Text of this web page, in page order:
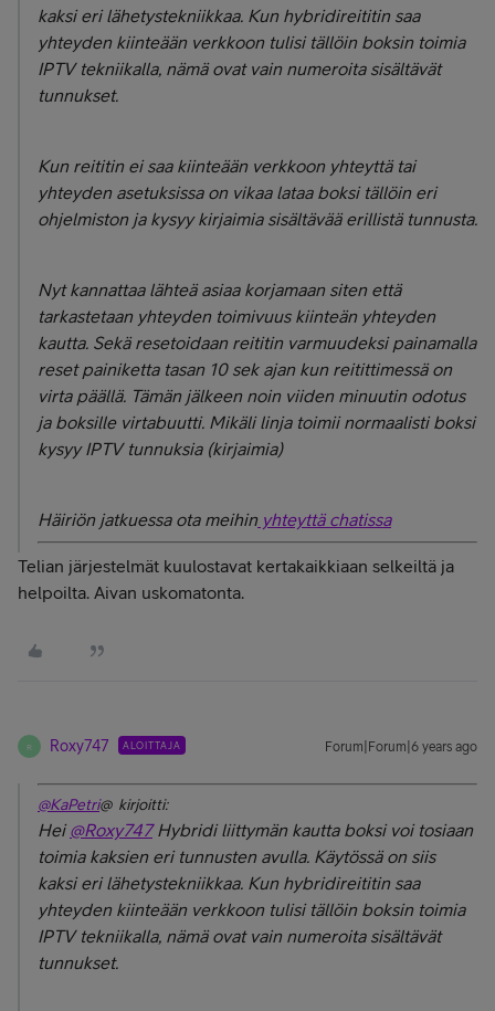
kaksi eri lähetystekniikkaa. Kun hybridireititin saa
yhteyden kiinteään verkkoon tulisi tällöin boksin toimia
IPTV tekniikalla, nämä ovat vain numeroita sisältävät
tunnukset.
Kun reititin ei saa kiinteään verkkoon yhteyttä tai
yhteyden asetuksissa on vikaa lataa boksi tällöin eri
ohjelmiston ja kysyy kirjaimia sisältävää erillistä tunnusta.
Nyt kannattaa lähteä asiaa korjamaan siten että
tarkastetaan yhteyden toimivuus kiinteän yhteyden
kautta. Sekä resetoidaan reititin varmuudeksi painamalla
reset painiketta tasan 10 sek ajan kun reitittimessä on
virta päällä. Tämän jälkeen noin viiden minuutin odotus
ja boksille virtabuutti. Mikäli linja toimii normaalisti boksi
kysyy IPTV tunnuksia (kirjaimia)
Häiriön jatkuessa ota meihinyhteyttä chatissa
Telian järjestelmät kuulostavat kertakaikkiaan selkeiltä ja
helpoilta. Aivan uskomatonta.
R Roxy747 ALOITTAJA Forum|Forum|6 years ago
@KaPetri@ kirjoitti:
Hei@Roxy747Hybridi liittymän kautta boksi voi tosiaan
toimia kaksien eri tunnusten avulla. Käytössä on siis
kaksi eri lähetystekniikkaa. Kun hybridireititin saa
yhteyden kiinteään verkkoon tulisi tällöin boksin toimia
IPTV tekniikalla, nämä ovat vain numeroita sisältävät
tunnukset.